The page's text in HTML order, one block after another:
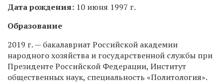
Дата рождения: 10 июня 1997 г.
Образование
2019 г. — бакалавриат Российской академии
народного хозяйства и государственной службы при
Президенте Российской Федерации, Институт
общественных наук, специальность «Политология».